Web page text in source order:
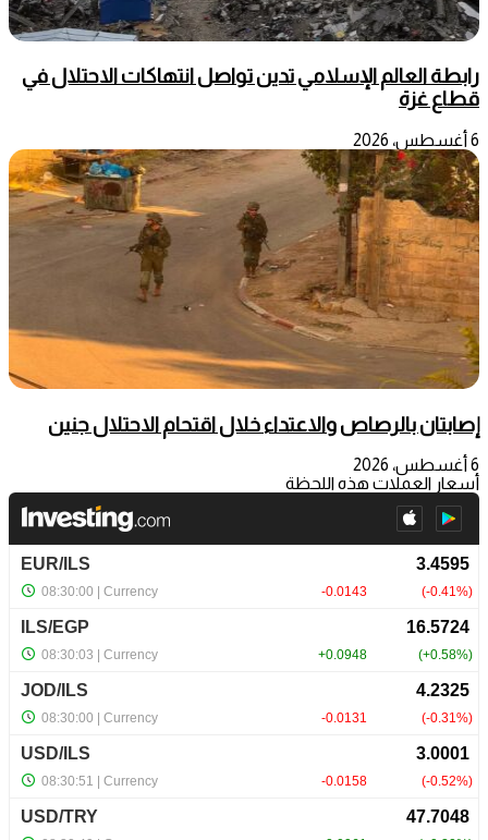
رابطة العالم الإسلامي تدين تواصل انتهاكات الاحتلال في
قطاع غزة
6 أغسطس، 2026
إصابتان بالرصاص والاعتداء خلال اقتحام الاحتلال جنين
6 أغسطس، 2026
أسعار العملات هذه اللحظة